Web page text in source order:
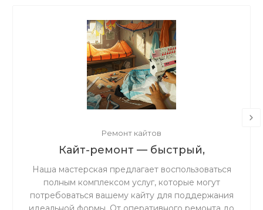
Ремонт кайтов
Кайт-ремонт — быстрый,
надёжный, с душой.
Наша мастерская предлагает воспользоваться
полным комплексом услуг, которые могут
потребоваться вашему кайту для поддержания